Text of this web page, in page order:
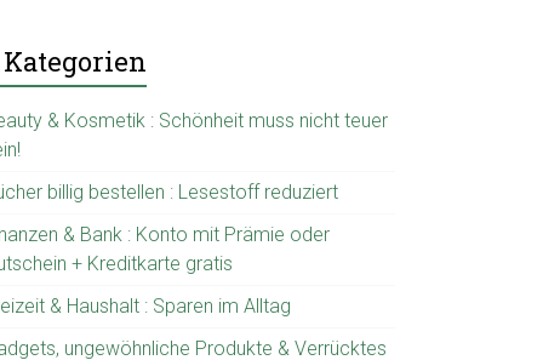
Kategorien
& Kosmetik : Schönheit muss nicht teuer
billig bestellen : Lesestoff reduziert
& Bank : Konto mit Prämie oder
+ Kreditkarte gratis
& Haushalt : Sparen im Alltag
ungewöhnliche Produkte & Verrücktes